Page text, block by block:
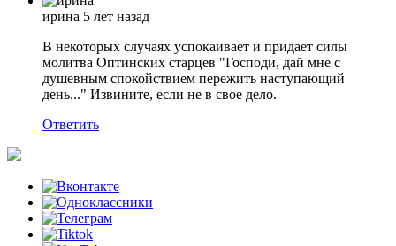
ирина 5 лет назад
В некоторых случаях успокаивает и придает силы
молитва Оптинских старцев "Господи, дай мне с
душевным спокойствием пережить наступающий
день..." Извините, если не в свое дело.
Ответить